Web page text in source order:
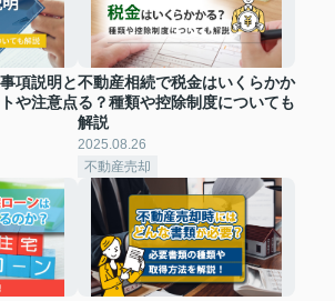
項説明と
や注意点
不動産相続で税金はいくらかか
る？種類や控除制度についても
解説
2025.08.26
不動産売却